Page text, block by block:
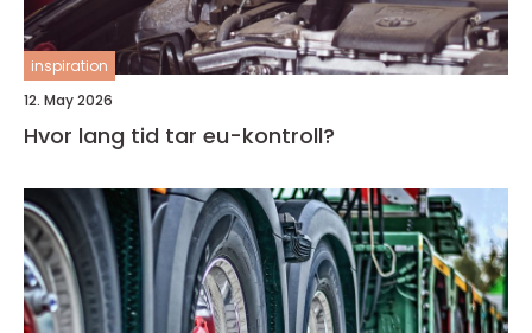
inspiration
12. May 2026
Hvor lang tid tar eu-kontroll?